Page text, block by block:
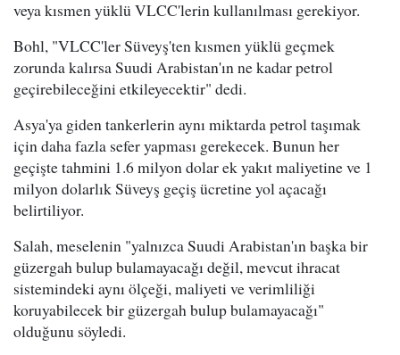
veya kısmen yüklü VLCC'lerin kullanılması gerekiyor.
Bohl, "VLCC'ler Süveyş'ten kısmen yüklü geçmek
zorunda kalırsa Suudi Arabistan'ın ne kadar petrol
geçirebileceğini etkileyecektir" dedi.
Asya'ya giden tankerlerin aynı miktarda petrol taşımak
için daha fazla sefer yapması gerekecek. Bunun her
geçişte tahmini 1.6 milyon dolar ek yakıt maliyetine ve 1
milyon dolarlık Süveyş geçiş ücretine yol açacağı
belirtiliyor.
Salah, meselenin "yalnızca Suudi Arabistan'ın başka bir
güzergah bulup bulamayacağı değil, mevcut ihracat
sistemindeki aynı ölçeği, maliyeti ve verimliliği
koruyabilecek bir güzergah bulup bulamayacağı"
olduğunu söyledi.